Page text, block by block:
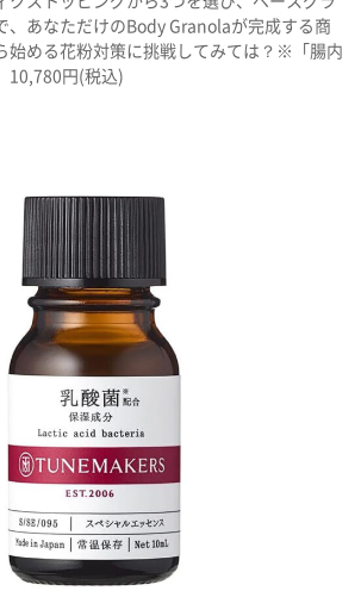
、あなただけのBody Granolaが完成する商
始める花粉対策に挑戦してみては？※「腸内
10,780円(税込)